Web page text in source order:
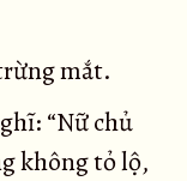
mắt.
“Nữ chủ
không tỏ lộ,